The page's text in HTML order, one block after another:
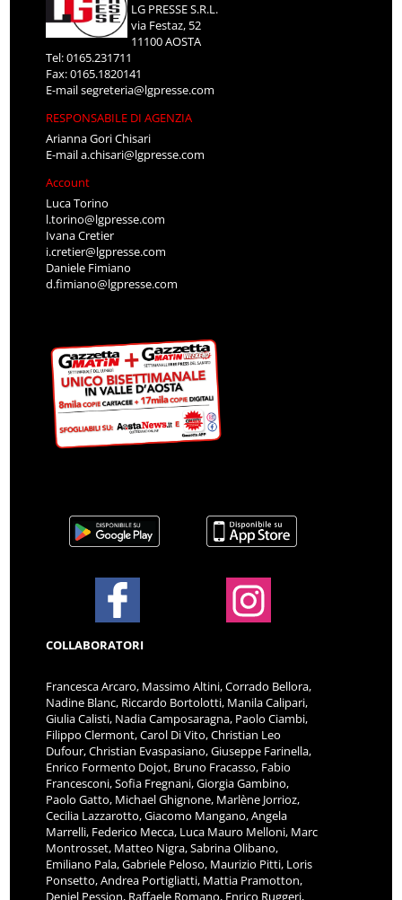
LG PRESSE S.R.L.
via Festaz, 52
11100 AOSTA
Tel: 0165.231711
Fax: 0165.1820141
E-mailsegreteria@lgpresse.com
RESPONSABILE DI AGENZIA
Arianna Gori Chisari
E-maila.chisari@lgpresse.com
Account
Luca Torino
l.torino@lgpresse.com
Ivana Cretier
i.cretier@lgpresse.com
Daniele Fimiano
d.fimiano@lgpresse.com
COLLABORATORI
Francesca Arcaro, Massimo Altini, Corrado Bellora,
Nadine Blanc, Riccardo Bortolotti, Manila Calipari,
Giulia Calisti, Nadia Camposaragna, Paolo Ciambi,
Filippo Clermont, Carol Di Vito, Christian Leo
Dufour, Christian Evaspasiano, Giuseppe Farinella,
Enrico Formento Dojot, Bruno Fracasso, Fabio
Francesconi, Sofia Fregnani, Giorgia Gambino,
Paolo Gatto, Michael Ghignone, Marlène Jorrioz,
Cecilia Lazzarotto, Giacomo Mangano, Angela
Marrelli, Federico Mecca, Luca Mauro Melloni, Marc
Montrosset, Matteo Nigra, Sabrina Olibano,
Emiliano Pala, Gabriele Peloso, Maurizio Pitti, Loris
Ponsetto, Andrea Portigliatti, Mattia Pramotton,
Deniel Pession, Raffaele Romano, Enrico Ruggeri,